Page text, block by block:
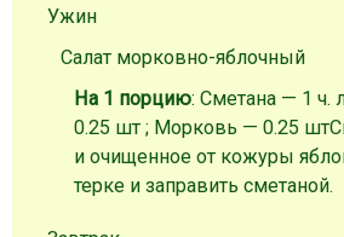
Ужин
Салат морковно-яблочный
На 1 порцию: Сметана — 1 ч.
0.25 шт ; Морковь — 0.25 шт
и очищенное от кожуры
терке и заправить сметаной.